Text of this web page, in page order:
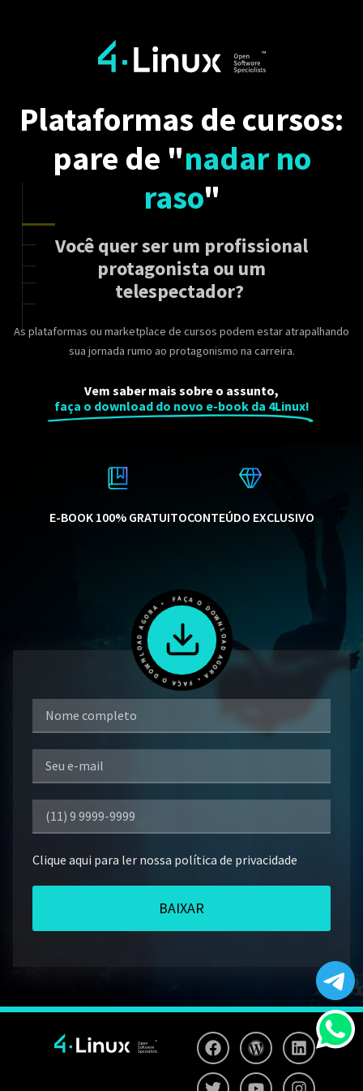
Plataformas de cursos:
pare de "nadar no
raso"
Você quer ser um profissional
protagonista ou um
telespectador?
As plataformas ou marketplace de cursos podem estar atrapalhando
sua jornada rumo ao protagonismo na carreira.
Vem saber mais sobre o assunto,
faça o download do novo e-book da 4Linux!
E-BOOK 100% GRATUITOCONTEÚDO EXCLUSIVO
FAÇA O DOWNLOAD AGORA • FAÇA O DOWNLOAD AGORA •
Clique aqui para ler nossa política de privacidade
BAIXAR